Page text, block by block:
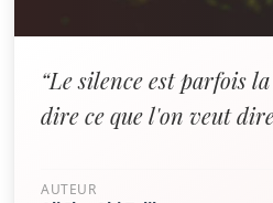
“Le silence est parfois
dire ce que l'on veut
AUTEUR